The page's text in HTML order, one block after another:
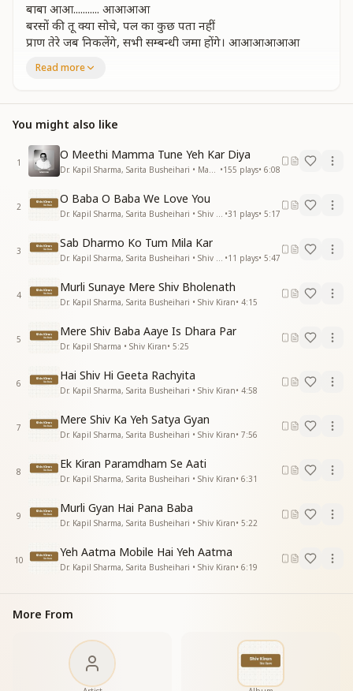
बाबा आआ........... आआआआ
बरसों की तू क्या सोचे, पल का कुछ पता नहीं
प्राण तेरे जब निकलेंगे, सभी सम्बन्धी जमा होंगे। आआआआआआ
आटे पानी के लड्डू को सामने रख चले जायेंगे
जब कोई जरुरत ना होगी
जब कोई जरुरत ना होगी
तुझको उस खाने की
आआआआ.....
चिठ्ठी कटेगी जब ऊपर वाले की
चिठ्ठी कटेगी जब ऊपर वा....ले की
आआआआआआ.........
अरथी तेरी खूब सजेगी, करेंगे जल्दी ले जाने की
बेटा तेरा शमशान चले, पत्नी चार दीवारी तक
लकडी से जला देंगे और जल्दी करेंगे नहाने की.....
अस्थियां तेरी ले कर के हरिद्वार में बहायेंगे.......
जय गंगे ...
और जल्दी होगी खा....ने की
चिठ्ठी कटेगी जब ऊपर वाले की
चिठ्ठी कटेगी जब ऊपर वा.....ले की
बाबा आआआआआ ......
स्वार्थ की ये दुनिया सारी,पर में तुझे भुला देगी
रस्म जमाने की अदा होगी,सब यादें वो भर देगी
हर हर महादेव शिव शंभो
किसे तू अपना कहता है और कौन तेरा है अपना
अब तुझको मालूम पड़ेगा प्रभु ही है बस अपना
चिठ्ठी कटेगी जब ऊपर वाले की
चिठ्ठी कटेगी जब ऊपर वा...ले... की"
Read more
You might also like
1
O Meethi Mamma Tune Yeh Kar Diya
•155 plays• 6:08
2
O Baba O Baba We Love You
•31 plays• 5:17
3
Sab Dharmo Ko Tum Mila Kar
•11 plays• 5:47
4
Murli Sunaye Mere Shiv Bholenath
Dr. Kapil Sharma, Sarita Busheihari • Shiv Kiran• 4:15
5
Mere Shiv Baba Aaye Is Dhara Par
Dr. Kapil Sharma • Shiv Kiran• 5:25
6
Hai Shiv Hi Geeta Rachyita
Dr. Kapil Sharma, Sarita Busheihari • Shiv Kiran• 4:58
7
Mere Shiv Ka Yeh Satya Gyan
Dr. Kapil Sharma, Sarita Busheihari • Shiv Kiran• 7:56
8
Ek Kiran Paramdham Se Aati
Dr. Kapil Sharma, Sarita Busheihari • Shiv Kiran• 6:31
9
Murli Gyan Hai Pana Baba
Dr. Kapil Sharma, Sarita Busheihari • Shiv Kiran• 5:22
10
Yeh Aatma Mobile Hai Yeh Aatma
Dr. Kapil Sharma, Sarita Busheihari • Shiv Kiran• 6:19
More From